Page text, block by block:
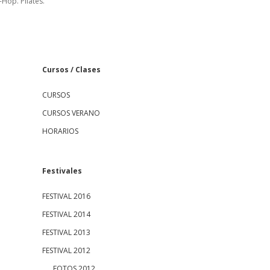
S
i
d
e
b
a
r
Cursos / Clases
CURSOS
CURSOS VERANO
HORARIOS
Festivales
FESTIVAL 2016
FESTIVAL 2014
FESTIVAL 2013
FESTIVAL 2012